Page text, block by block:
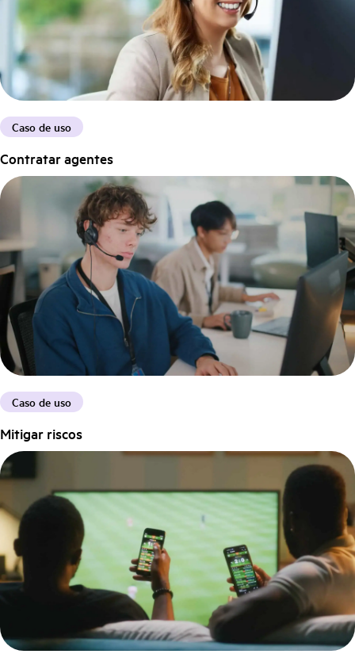
Caso de uso
Contratar agentes
Caso de uso
Mitigar riscos